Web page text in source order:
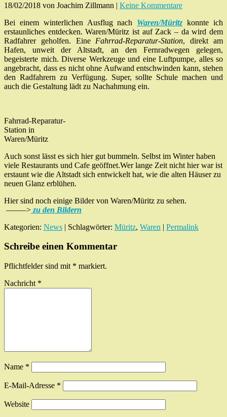
18/02/2018 von Joachim Zillmann | Keine Kommentare
Bei einem winterlichen Ausflug nach Waren/Müritz konnte ich
erstaunliches entdecken. Waren/Müritz ist auf Zack – da wird dem
Radfahrer geholfen. Eine Fahrrad-Reparatur-Station, direkt am
Hafen, unweit der Altstadt, an den Fernradwegen gelegen,
begeisterte mich. Diverse Werkzeuge und eine Luftpumpe, alles so
angebracht, dass es nicht ohne Aufwand entschwinden kann, stehen
den Radfahrern zu Verfügung. Super, sollte Schule machen und
auch die Gestaltung lädt zu Nachahmung ein.
Fahrrad-Reparatur-
Station in
Waren/Müritz
Auch sonst lässt es sich hier gut bummeln. Selbst im Winter haben
viele Restaurants und Cafe geöffnet.Wer lange Zeit nicht hier war ist
erstaunt wie die Altstadt sich entwickelt hat, wie die alten Häuser zu
neuen Glanz erblühen.
Hier sind noch einige Bilder von Waren/Müritz zu sehen.
——–> zu den Bildern
Kategorien: News | Schlagwörter: Müritz, Waren | Permalink
Schreibe einen Kommentar
Pflichtfelder sind mit * markiert.
Nachricht *
Name *
E-Mail-Adresse *
Website